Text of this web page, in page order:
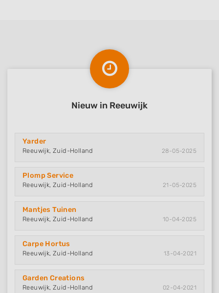
Nieuw in Reeuwijk
Yarder
Reeuwijk, Zuid-Holland 28-05-2025
Plomp Service
Reeuwijk, Zuid-Holland 21-05-2025
Mantjes Tuinen
Reeuwijk, Zuid-Holland 10-04-2025
Carpe Hortus
Reeuwijk, Zuid-Holland 13-04-2021
Garden Creations
Reeuwijk, Zuid-Holland 02-04-2021